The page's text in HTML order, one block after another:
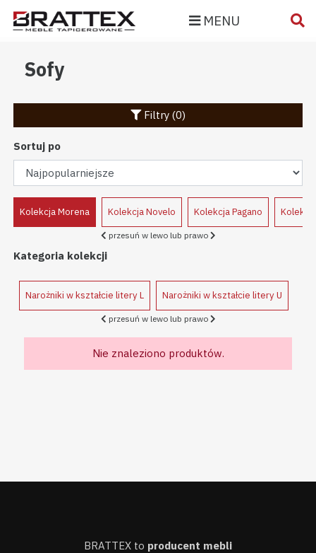
MENU
Sofy
Filtry (0)
Sortuj po
Kolekcja Morena Kolekcja Novelo Kolekcja Pagano
przesuń w lewo lub prawo
Kategoria kolekcji
Narożniki w kształcie litery L Narożniki w kształcie litery U
przesuń w lewo lub prawo
Nie znaleziono produktów.
BRATTEX to producent mebli